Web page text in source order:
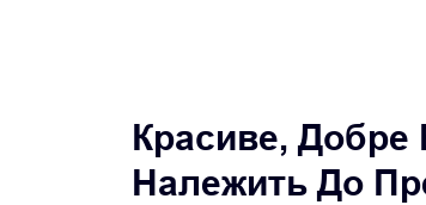
Красиве, Добре
Належить До